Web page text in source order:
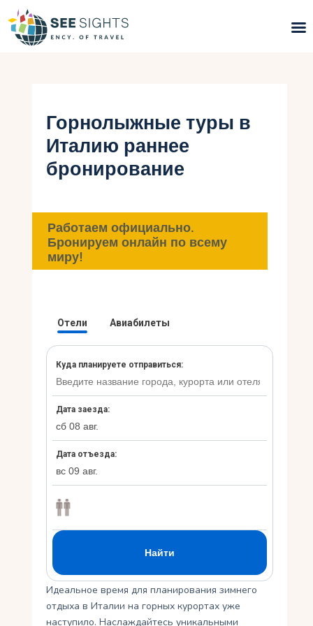
Горящие туры
Типы Туров
Страны
Инфо
Блог
Горнолыжные туры в
Италию раннее
бронирование
Работаем официально.
Бронируем онлайн по всему
миру!
Идеальное время для планирования зимнего
отдыха в Италии на горных курортах уже
наступило. Наслаждайтесь уникальными